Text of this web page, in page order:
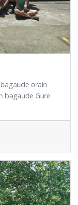
orain
bagaude Gure